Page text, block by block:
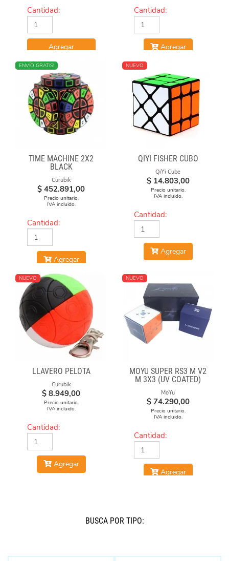
Cantidad:
Agregar
Cantidad:
Agregar
NUEVO
ENVÍO GRATIS!
TIME MACHINE 2X2
BLACK
Curubik
$ 452.891,00
Precio unitario.
IVA incluido.
Cantidad:
Agregar
NUEVO
QIYI FISHER CUBO
QiYi Cube
$ 14.803,00
Precio unitario.
IVA incluido.
Cantidad:
Agregar
NUEVO
LLAVERO PELOTA
Curubik
$ 8.949,00
Precio unitario.
IVA incluido.
Cantidad:
Agregar
NUEVO
MOYU SUPER RS3 M V2
M 3X3 (UV COATED)
MoYu
$ 74.290,00
Precio unitario.
IVA incluido.
Cantidad:
Agregar
BUSCÁ POR TIPO: